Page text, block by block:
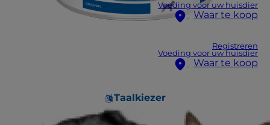
Voeding voor uw huisdier
Waar te koop
Registreren
Voeding voor uw huisdier
Waar te koop
Taalkiezer